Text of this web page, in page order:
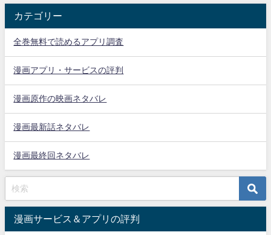
カテゴリー
全巻無料で読めるアプリ調査
漫画アプリ・サービスの評判
漫画原作の映画ネタバレ
漫画最新話ネタバレ
漫画最終回ネタバレ
漫画サービス＆アプリの評判